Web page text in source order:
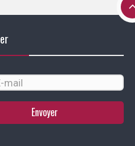
Envoyer
en garantissant la